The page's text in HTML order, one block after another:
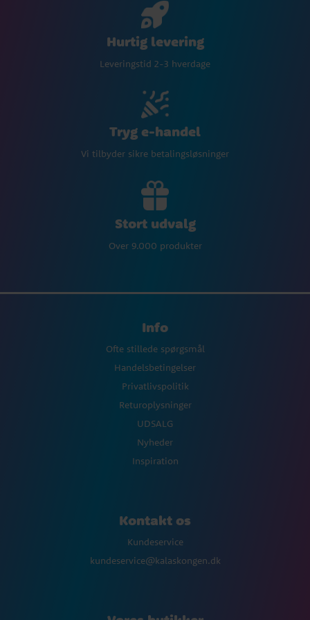
Hurtig levering
Leveringstid 2-3 hverdage
Tryg e-handel
Vi tilbyder sikre betalingsløsninger
Stort udvalg
Over 9.000 produkter
Info
Ofte stillede spørgsmål
Handelsbetingelser
Privatlivspolitik
Returoplysninger
UDSALG
Nyheder
Inspiration
Kontakt os
Kundeservice
kundeservice@kalaskongen.dk